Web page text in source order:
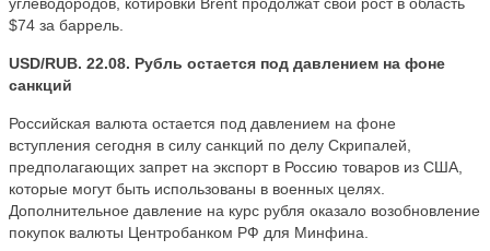
углеводородов, котировки Brent продолжат свой рост в область
$74 за баррель.
USD/RUB. 22.08. Рубль остается под давлением на фоне
санкций
Российская валюта остается под давлением на фоне
вступления сегодня в силу санкций по делу Скрипалей,
предполагающих запрет на экспорт в Россию товаров из США,
которые могут быть использованы в военных целях.
Дополнительное давление на курс рубля оказало возобновление
покупок валюты Центробанком РФ для Минфина.